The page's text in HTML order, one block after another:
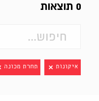
0 תוצאות
איקונות תחרת מכונה